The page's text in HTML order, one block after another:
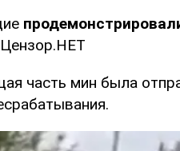
Цензор.НЕТ
часть мин была